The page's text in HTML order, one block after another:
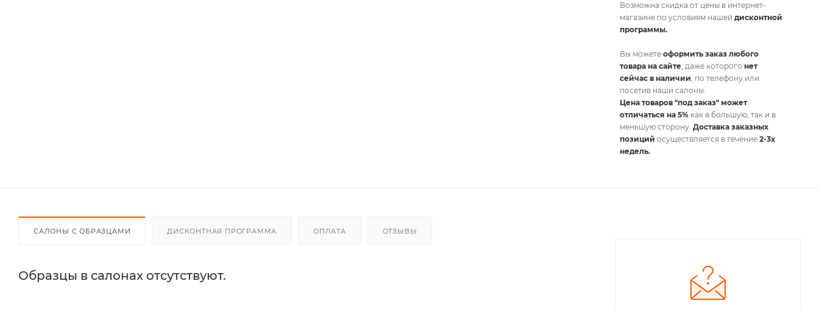
Возможна скидка от цены в интернет-
магазине по условиям нашей дисконтной
программы.
Вы можете оформить заказ любого
товара на сайте, даже которого нет
сейчас в наличии, по телефону или
посетив наши салоны.
Цена товаров "под заказ" может
отличаться на 5%как в большую, так и в
меньшую сторону. Доставка заказных
позиций осуществляется в течение 2-3х
недель.
САЛОНЫ С ОБРАЗЦАМИ ДИСКОНТНАЯ ПРОГРАММА ОПЛАТА ОТЗЫВЫ
Образцы в салонах отсутствуют.